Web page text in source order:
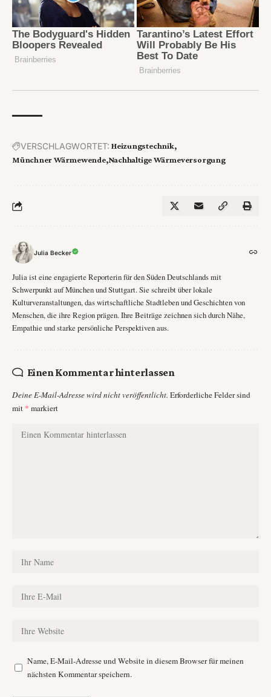
VERSCHLAGWORTET: Heizungstechnik
Münchner Wärmewende Nachhaltige Wärmeversorgung
Julia Becker
Julia ist eine engagierte Reporterin für den Süden Deutschlands mit
Schwerpunkt auf München und Stuttgart. Sie schreibt über lokale
Kulturveranstaltungen, das wirtschaftliche Stadtleben und Geschichten von
Menschen, die ihre Region prägen. Ihre Beiträge zeichnen sich durch Nähe,
Empathie und starke persönliche Perspektiven aus.
Einen Kommentar hinterlassen
Deine E-Mail-Adresse wird nicht veröffentlicht. Erforderliche Felder sind
mit * markiert
Name, E-Mail-Adresse und Website in diesem Browser für meinen
nächsten Kommentar speichern.